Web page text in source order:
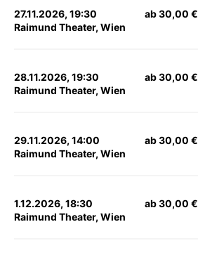
27.11.2026, 19:30
Raimund Theater, Wien
ab 30,00 €
28.11.2026, 19:30
Raimund Theater, Wien
ab 30,00 €
29.11.2026, 14:00
Raimund Theater, Wien
ab 30,00 €
1.12.2026, 18:30
Raimund Theater, Wien
ab 30,00 €